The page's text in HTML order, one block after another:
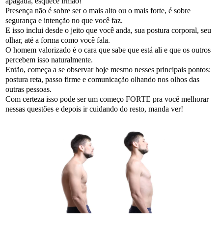
Presença não é sobre ser o mais alto ou o mais forte, é sobre
segurança e intenção no que você faz.
E isso inclui desde o jeito que você anda, sua postura corporal, seu
olhar, até a forma como você fala.
O homem valorizado é o cara que sabe que está ali e que os outros
percebem isso naturalmente.
Então, começa a se observar hoje mesmo nesses principais pontos:
postura reta, passo firme e comunicação olhando nos olhos das
outras pessoas.
Com certeza isso pode ser um começo FORTE pra você melhorar
nessas questões e depois ir cuidando do resto, manda ver!